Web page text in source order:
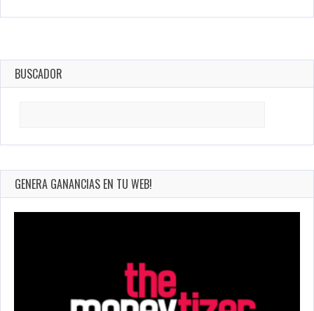
BUSCADOR
GENERA GANANCIAS EN TU WEB!